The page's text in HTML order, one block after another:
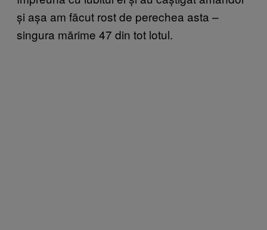
și așa am făcut rost de perechea asta –
singura mărime 47 din tot lotul.